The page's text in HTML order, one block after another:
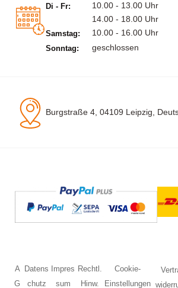
Di - Fr:
10.00 - 13.00 Uhr
14.00 - 18.00 Uhr
Samstag: 10.00 - 16.00 Uhr
Sonntag: geschlossen
Burgstraße 4, 04109 Leipzig,
A
G
Datens
chutz
Impres
sum
Rechtl.
Hinw.
Cookie-
Einstellungen